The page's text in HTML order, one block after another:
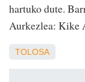
hartuko dute.
Aurkezlea: Kike
TOLOSA